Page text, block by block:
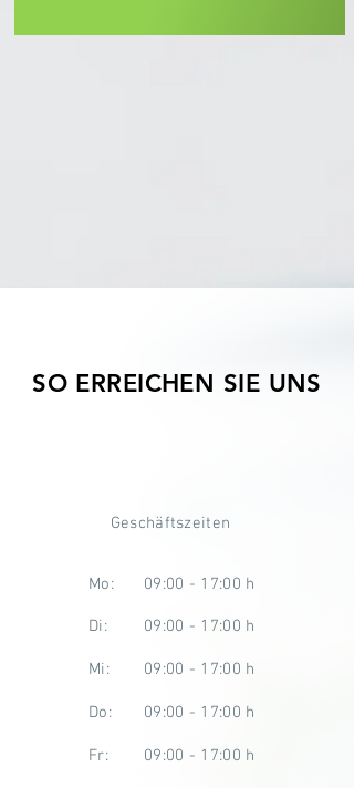
SO ERREICHEN SIE UNS
Geschäftszeiten
Mo: 09:00 - 17:00 h
Di: 09:00 - 17:00 h
Mi: 09:00 - 17:00 h
Do: 09:00 - 17:00 h
Fr: 09:00 - 17:00 h